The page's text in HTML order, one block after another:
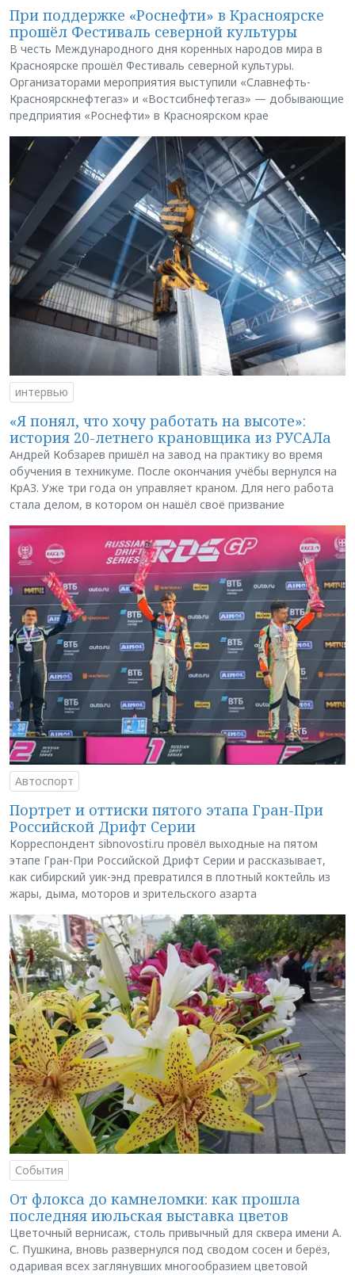
При поддержке «Роснефти» в Красноярске
прошёл Фестиваль северной культуры
В честь Международного дня коренных народов мира в
Красноярске прошёл Фестиваль северной культуры.
Организаторами мероприятия выступили «Славнефть-
Красноярскнефтегаз» и «Востсибнефтегаз» — добывающие
предприятия «Роснефти» в Красноярском крае
интервью
«Я понял, что хочу работать на высоте»:
история 20-летнего крановщика из РУСАЛа
Андрей Кобзарев пришёл на завод на практику во время
обучения в техникуме. После окончания учёбы вернулся на
КрАЗ. Уже три года он управляет краном. Для него работа
стала делом, в котором он нашёл своё призвание
Автоспорт
Портрет и оттиски пятого этапа Гран-При
Российской Дрифт Серии
Корреспондент sibnovosti.ru провёл выходные на пятом
этапе Гран-При Российской Дрифт Серии и рассказывает,
как сибирский уик-энд превратился в плотный коктейль из
жары, дыма, моторов и зрительского азарта
События
От флокса до камнеломки: как прошла
последняя июльская выставка цветов
Цветочный вернисаж, столь привычный для сквера имени А.
С. Пушкина, вновь развернулся под сводом сосен и берёз,
одаривая всех заглянувших многообразием цветовой